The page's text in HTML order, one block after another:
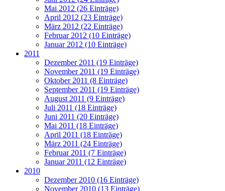
Mai 2012 (26 Einträge)
April 2012 (23 Einträge)
März 2012 (22 Einträge)
Februar 2012 (10 Einträge)
Januar 2012 (10 Einträge)
2011
Dezember 2011 (19 Einträge)
November 2011 (19 Einträge)
Oktober 2011 (8 Einträge)
September 2011 (19 Einträge)
August 2011 (9 Einträge)
Juli 2011 (18 Einträge)
Juni 2011 (20 Einträge)
Mai 2011 (18 Einträge)
April 2011 (18 Einträge)
März 2011 (24 Einträge)
Februar 2011 (7 Einträge)
Januar 2011 (12 Einträge)
2010
Dezember 2010 (16 Einträge)
November 2010 (13 Einträge)